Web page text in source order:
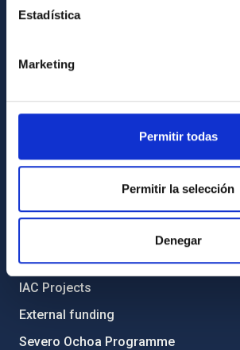
Estadística
Marketing
Permitir todas
Permitir la selección
Denegar
Library
Gender equality and diversity
Environment and Sustainability
Forever IAC
IAC Projects
External funding
Severo Ochoa Programme